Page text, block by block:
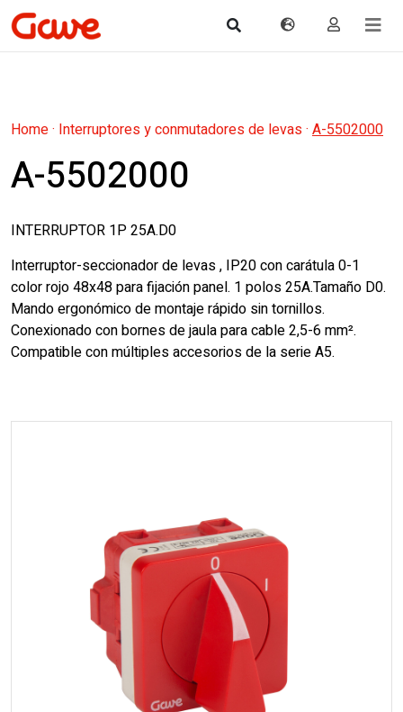
Home· Interruptores y conmutadores de levas· A-5502000
A-5502000
INTERRUPTOR 1P 25A.D0
Interruptor-seccionador de levas , IP20 con carátula 0-1
color rojo 48x48 para fijación panel. 1 polos 25A.Tamaño D0.
Mando ergonómico de montaje rápido sin tornillos.
Conexionado con bornes de jaula para cable 2,5-6 mm².
Compatible con múltiples accesorios de la serie A5.